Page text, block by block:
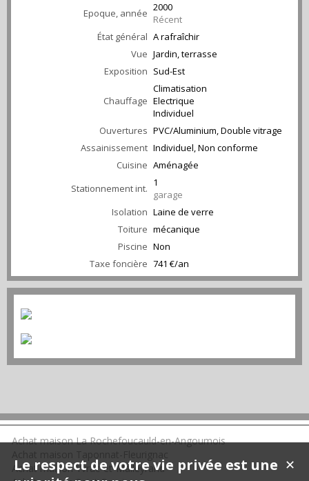
Epoque, année 2000
Récent
État général A rafraîchir
Vue Jardin, terrasse
Exposition Sud-Est
Chauffage
Climatisation
Electrique
Individuel
Ouvertures PVC/Aluminium, Double vitrage
Assainissement Individuel, Non conforme
Cuisine Aménagée
Stationnement int. 1
garage
Isolation Laine de verre
Toiture mécanique
Piscine Non
Taxe foncière 741 €/an
Achat maison La Rochefoucauld-en-Angoumois
Achat maison Yvrac-et-Malleyrand
✕
Le respect de votre vie privée est une